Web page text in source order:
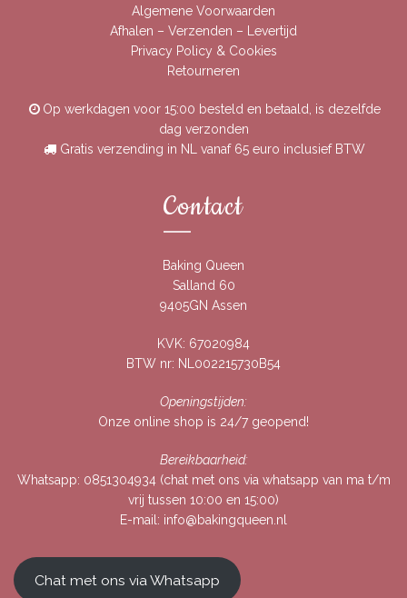
Algemene Voorwaarden
Afhalen – Verzenden – Levertijd
Privacy Policy & Cookies
Retourneren
Op werkdagen voor 15:00 besteld en betaald, is dezelfde
dag verzonden
Gratis verzending in NL vanaf 65 euro inclusief BTW
Contact
Baking Queen
Salland 60
9405GN Assen
KVK: 67020984
BTW nr: NL002215730B54
Openingstijden:
Onze online shop is 24/7 geopend!
Bereikbaarheid:
Whatsapp: 0851304934(chat met ons via whatsapp van ma t/m
vrij tussen 10:00 en 15:00)
E-mail: info@bakingqueen.nl
Chat met ons via Whatsapp